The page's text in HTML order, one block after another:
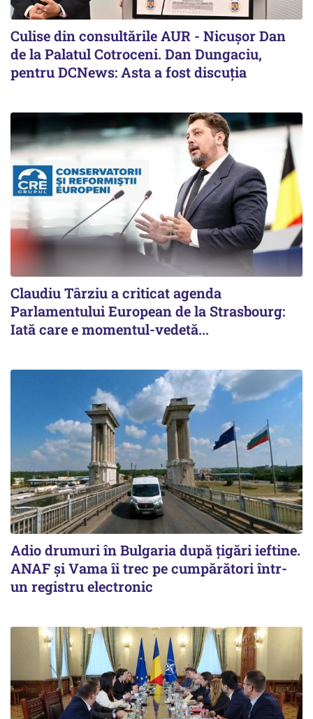
Culise din consultările AUR - Nicușor Dan
de la Palatul Cotroceni. Dan Dungaciu,
pentru DCNews: Asta a fost discuția
Claudiu Târziu a criticat agenda
Parlamentului European de la Strasbourg:
Iată care e momentul-vedetă...
Adio drumuri în Bulgaria după țigări ieftine.
ANAF și Vama îi trec pe cumpărători într-
un registru electronic